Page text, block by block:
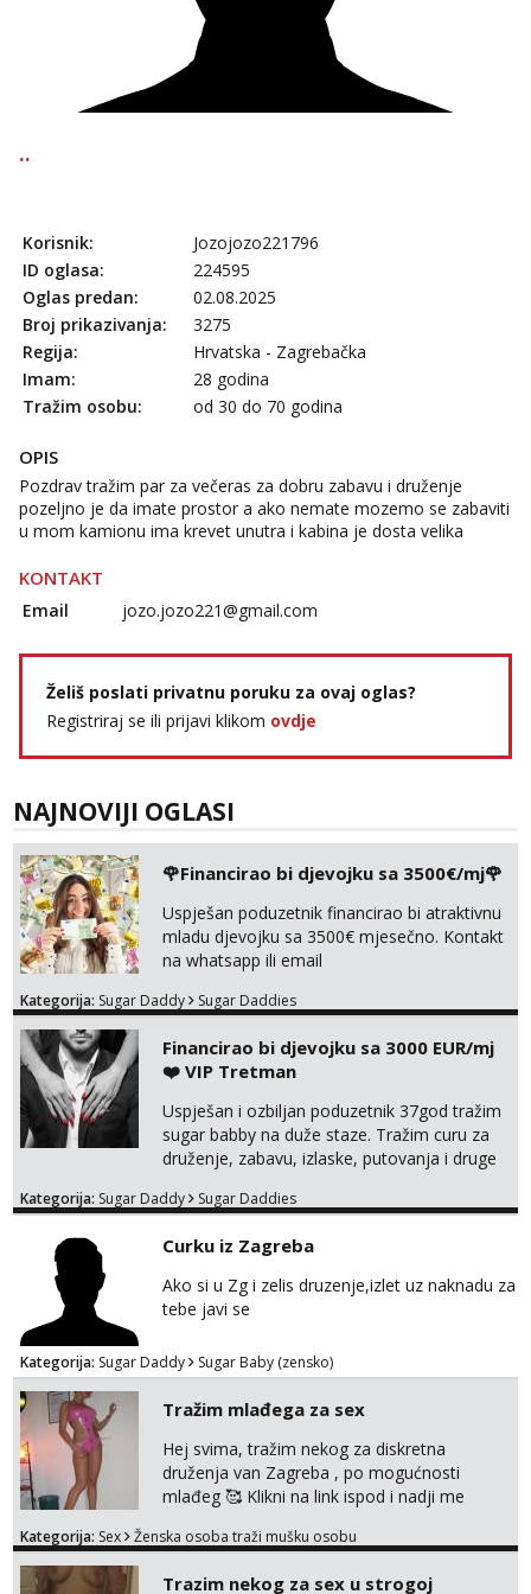
..
Korisnik:
Jozojozo221796
ID oglasa:
224595
Oglas predan:
02.08.2025
Broj prikazivanja:
3275
Regija:
Hrvatska - Zagrebačka
Imam:
28 godina
Tražim osobu:
od 30 do 70 godina
OPIS
Pozdrav tražim par za večeras za dobru zabavu i druženje
pozeljno je da imate prostor a ako nemate mozemo se zabaviti
u mom kamionu ima krevet unutra i kabina je dosta velika
KONTAKT
Email jozo.jozo221@gmail.com
Želiš poslati privatnu poruku za ovaj oglas?
Registriraj se ili prijavi klikom ovdje
NAJNOVIJI OGLASI
🌹Financirao bi djevojku sa 3500€/mj🌹
Uspješan poduzetnik financirao bi atraktivnu
mladu djevojku sa 3500€ mjesečno. Kontakt
na whatsapp ili email
Kategorija: Sugar Daddy Sugar Daddies
Financirao bi djevojku sa 3000 EUR/mj
❤️ VIP Tretman
Uspješan i ozbiljan poduzetnik 37god tražim
sugar babby na duže staze. Tražim curu za
druženje, zabavu, izlaske, putovanja i druge
otvorena, komunikativna, zgodna i atraktivna
markodalic37@gmail.com
Kategorija: Sugar Daddy Sugar Daddies
Curku iz Zagreba
Ako si u Zg i zelis druzenje,izlet uz naknadu za
tebe javi se
Kategorija: Sugar Daddy Sugar Baby (zensko)
Tražim mlađega za sex
Hej svima, tražim nekog za diskretna
druženja van Zagreba , po mogućnosti
mlađeg 🥰 Klikni na link ispod i nadji me
Kategorija: Sex Ženska osoba traži mušku osobu
Trazim nekog za sex u strogoj